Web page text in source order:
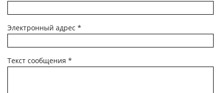
Электронный адрес *
Текст сообщения *